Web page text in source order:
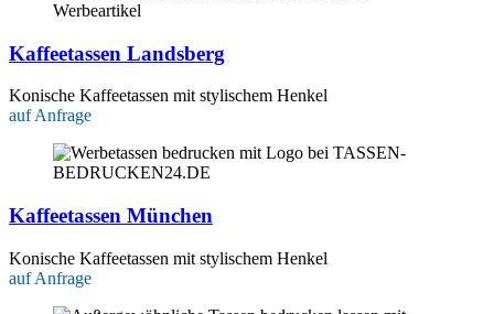
Kaffeetassen Landsberg
Konische Kaffeetassen mit stylischem Henkel
auf Anfrage
Kaffeetassen München
Konische Kaffeetassen mit stylischem Henkel
auf Anfrage